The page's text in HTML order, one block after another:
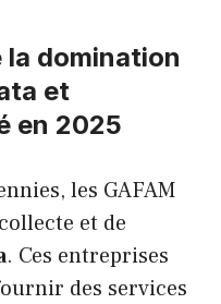
la domination
et
en 2025
les GAFAM
et de
. Ces entreprises
des services